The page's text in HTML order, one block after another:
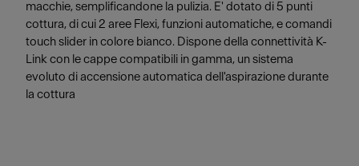
macchie, semplificandone la pulizia. E' dotato di 5 punti
cottura, di cui 2 aree Flexi, funzioni automatiche, e comandi
touch slider in colore bianco. Dispone della connettività K-
Link con le cappe compatibili in gamma, un sistema
evoluto di accensione automatica dell'aspirazione durante
la cottura